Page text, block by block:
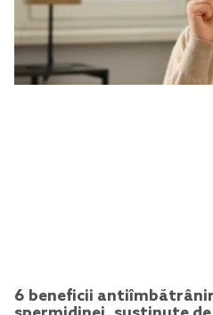
6 beneficii